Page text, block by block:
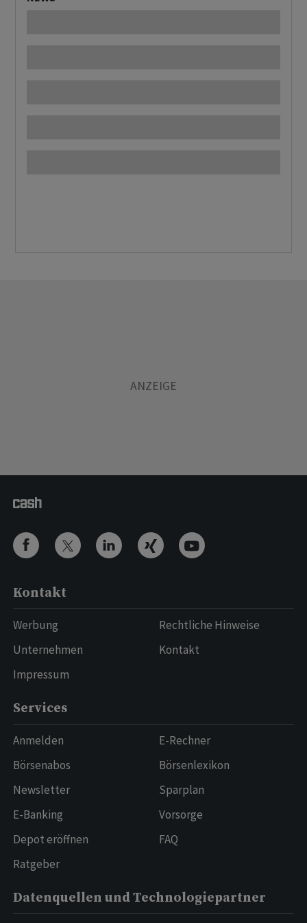
Kontakt
Werbung
Unternehmen
Impressum
Rechtliche Hinweise
Kontakt
Services
Anmelden
Börsenabos
Newsletter
E-Banking
Depot eröffnen
Ratgeber
E-Rechner
Börsenlexikon
Sparplan
Vorsorge
FAQ
Datenquellen und Technologiepartner